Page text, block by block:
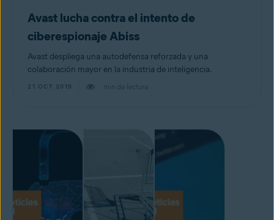
Avast lucha contra el intento de
ciberespionaje Abiss
Avast despliega una autodefensa reforzada y una
colaboración mayor en la industria de inteligencia.
21 OCT 2019 min de lectura